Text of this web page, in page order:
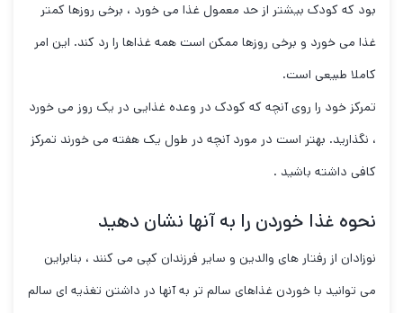
بود که کودک بیشتر از حد معمول غذا می خورد ، برخی روزها کمتر
غذا می خورد و برخی روزها ممکن است همه غذاها را رد کند. این امر
کاملا طبیعی است.
تمرکز خود را روی آنچه که کودک در وعده غذایی در یک روز می خورد
، نگذارید. بهتر است در مورد آنچه در طول یک هفته می خورند تمرکز
کافی داشته باشید .
نحوه غذا خوردن را به آنها نشان دهید
نوزادان از رفتار های والدین و سایر فرزندان کپی می کنند ، بنابراین
می توانید با خوردن غذاهای سالم تر به آنها در داشتن تغذیه ای سالم